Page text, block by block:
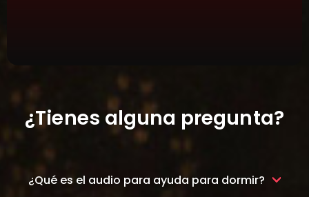
¿Tienes alguna pregunta?
¿Qué es el audio para ayuda para dormir?